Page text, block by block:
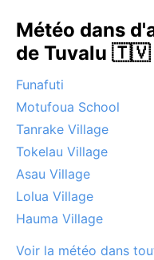
Météo dans
de Tuvalu 🇹🇻
Funafuti
Motufoua School
Tanrake Village
Tokelau Village
Asau Village
Lolua Village
Hauma Village
Voir la météo dans